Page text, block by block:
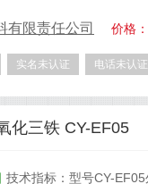
有限责任公司 价格
实名未认证 电话未认证
化三铁 CY-EF05
技术指标：型号CY-